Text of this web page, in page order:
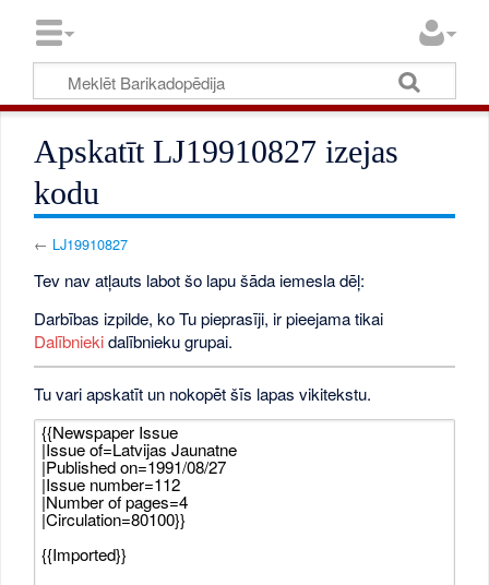
Apskatīt LJ19910827 izejas
kodu
← LJ19910827
Tev nav atļauts labot šo lapu šāda iemesla dēļ:
Darbības izpilde, ko Tu pieprasīji, ir pieejama tikai
Dalībniekidalībnieku grupai.
Tu vari apskatīt un nokopēt šīs lapas vikitekstu.